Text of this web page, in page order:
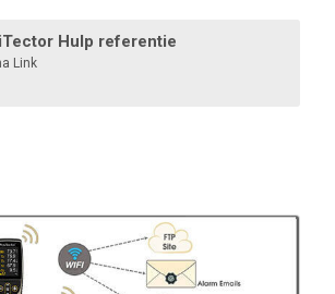
printer werkt op batterijen en is licht
Hulp referentie
Link